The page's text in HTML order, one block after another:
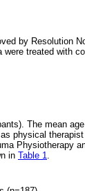
by Resolution
treated with
The mean
physical
Physiotherapy
in Table 1